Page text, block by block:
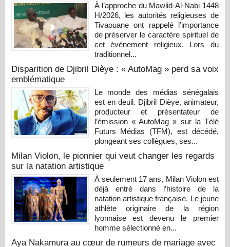
À l’approche du Mawlid-Al-Nabi 1448
H/2026, les autorités religieuses de
Tivaouane ont rappelé l’importance
de préserver le caractère spirituel de
cet événement religieux. Lors du
traditionnel...
Disparition de Djibril Dièye : « AutoMag » perd sa voix
emblématique
Le monde des médias sénégalais
est en deuil. Djibril Dièye, animateur,
producteur et présentateur de
l’émission « AutoMag » sur la Télé
Futurs Médias (TFM), est décédé,
plongeant ses collègues, ses...
Milan Violon, le pionnier qui veut changer les regards
sur la natation artistique
À seulement 17 ans, Milan Violon est
déjà entré dans l’histoire de la
natation artistique française. Le jeune
athlète originaire de la région
lyonnaise est devenu le premier
homme sélectionné en...
Aya Nakamura au cœur de rumeurs de mariage avec